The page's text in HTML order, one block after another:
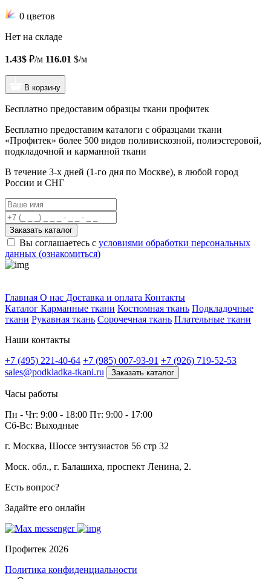
0 цветов
Нет на складе
1.43$ ₽/м 116.01 $/м
В корзину
Бесплатно предоставим образцы ткани профитек
Бесплатно предоставим каталоги с образцами ткани
«Профитек» более 500 видов поливискозной, полиэстеровой,
подкладочной и карманной ткани
В течение 3-х дней (1-го дня по Москве), в любой город
России и СНГ
Заказать каталог
Вы соглашаетесь с условиями обработки персональных
данных (ознакомиться)
Главная О нас Доставка и оплата Контакты
Каталог Карманные ткани Костюмная ткань Подкладочные
ткани Рукавная ткань Сорочечная ткань Плательные ткани
Наши контакты
+7 (495) 221-40-64 +7 (985) 007-93-91 +7 (926) 719-52-53
sales@podkladka-tkani.ru
Заказать каталог
Часы работы
Пн - Чт: 9:00 - 18:00 Пт: 9:00 - 17:00
Сб-Вс: Выходные
г. Москва, Шоссе энтузиастов 56 стр 32
Моск. обл., г. Балашиха, проспект Ленина, 2.
Есть вопрос?
Задайте его онлайн
Профитек 2026
Политика конфиденциальности